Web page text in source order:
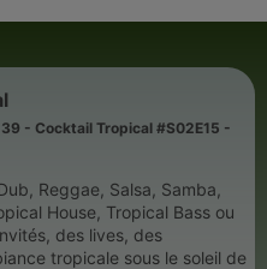
39 - Cocktail Tropical #S02E15 -
Reggae, Salsa, Samba,
House, Tropical Bass ou
tropicale sous le soleil de